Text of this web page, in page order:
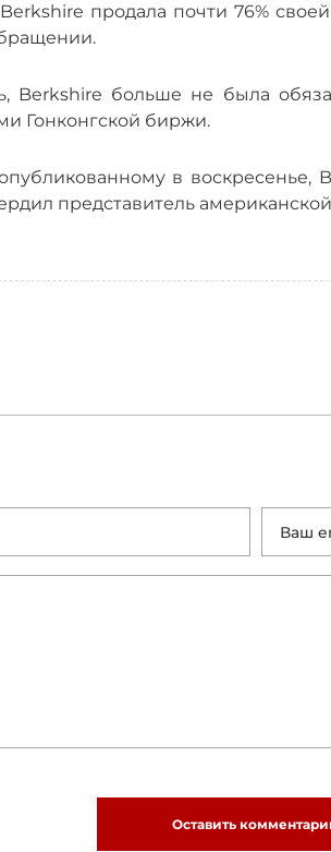
продала почти 76%
Berkshire больше не была
Гонконгской биржи.
опубликованному в
представитель
Оставить